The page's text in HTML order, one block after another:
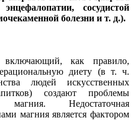
сосудистой
болезни и т. д.).
как правило,
диету (в т. ч.
людей искусственных
создают проблемы
Недостаточная
магния является фактором